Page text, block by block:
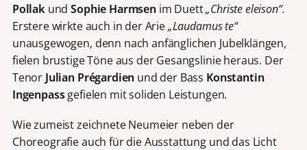
PollakundSophie Harmsenim Duett„Christe eleison“.
Erstere wirkte auch in der Arie„Laudamuste“
unausgewogen, denn nach anfänglichen Jubelklängen,
fielen brustige Töne aus der Gesangslinie heraus. Der
Tenor Julian Prégardien und der Bass Konstantin
Ingenpassgefielen mit soliden Leistungen.
Wie zumeist zeichnete Neumeier neben der
Choreografie auch für die Ausstattung und das Licht